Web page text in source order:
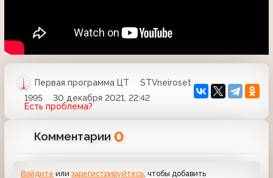
Первая программа ЦТ
STVneiroset
1995
30 декабря 2021, 22:42
Есть проблема?
Комментарии 0
Войдите илизарегистрируйтесь , чтобы добавить